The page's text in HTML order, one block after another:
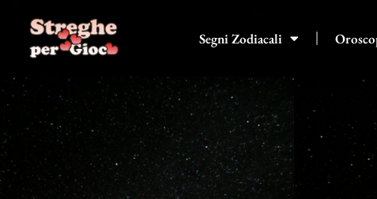
contenuto
Segni Zodiacali